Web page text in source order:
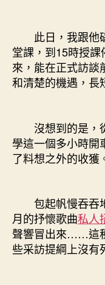
此日，我跟他
堂課，到15時授
來，能在正式訪談
和清楚的機遇，長
沒想到的是，
學這一個多小時開
了料想之外的收獲
包起帆慢吞吞
月的抒懷歌曲私人
聲響冒出來……這
些采訪提綱上沒有